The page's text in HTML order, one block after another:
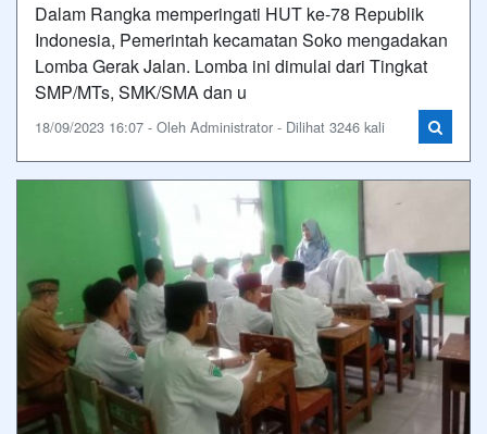
Dalam Rangka memperingati HUT ke-78 Republik
Indonesia, Pemerintah kecamatan Soko mengadakan
Lomba Gerak Jalan. Lomba ini dimulai dari Tingkat
SMP/MTs, SMK/SMA dan u
18/09/2023 16:07 - Oleh Administrator - Dilihat 3246 kali